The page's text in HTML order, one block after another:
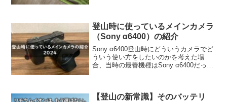
り空気が抜け...
登山時に使っているメインカメラ
（Sony α6400）の紹介
Sony α6400登山時にどういうカメラでど
ういう使い方をしたいのかを考えた場
合、当時の最善機種はSony α6400だっ
【登山の新常識】そのバッテリ